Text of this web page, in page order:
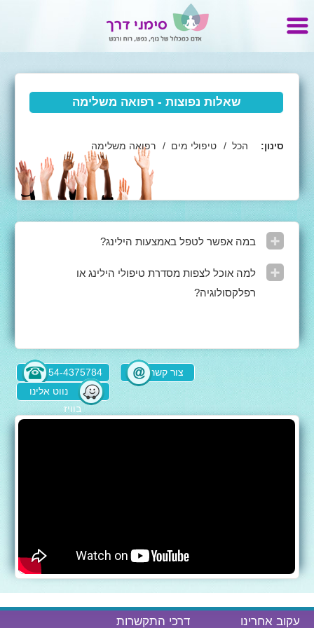
שאלות נפוצות - רפואה משלימה
סינון: הכל / טיפולי מים / רפואה משלימה
במה אפשר לטפל באמצעות הילינג?
למה אוכל לצפות מסדרת טיפולי הילינג או
רפלקסולוגיה?
054-4375784
צור קשר
נווט אלינו
בוויז
עקוב אחרינו דרכי התקשרות